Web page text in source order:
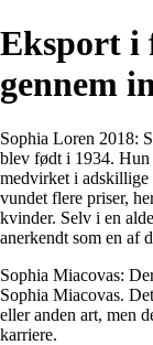
Eksport i
gennem
Sophia Loren 2018:
blev født i 1934. Hun
medvirket i
vundet flere priser,
kvinder. Selv i en
anerkendt som en af
Sophia Miacovas:
Sophia Miacovas.
eller anden art, men
karriere.